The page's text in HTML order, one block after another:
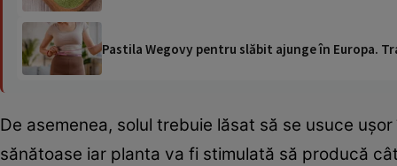
Pastila Wegovy pentru slăbit ajunge în Europa.
De asemenea, solul trebuie lăsat să se usuce
sănătoase iar planta va fi stimulată să producă